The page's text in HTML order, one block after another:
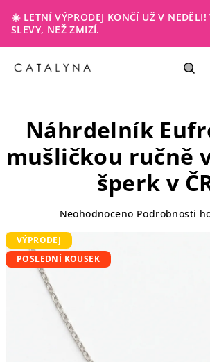
obsah
☀️ LETNÍ VÝPRODEJ KONČÍ UŽ V NEDĚLI!
SLEVY, NEŽ ZMIZÍ.
Náhrdelník
mušličkou ručně
šperk v
Průměrné
produktu
je
0,0
hvězdiček.
Neohodnoceno Podrobnosti
VÝPRODEJ
POSLEDNÍ KOUSEK